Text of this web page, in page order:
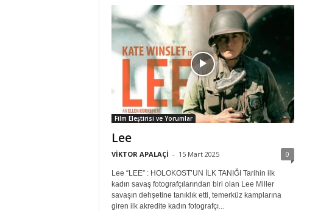
Film Eleştirisi ve Yorumlar
Lee
VİKTOR APALAÇİ - 15 Mart 2025 0
Lee “LEE” : HOLOKOST’UN İLK TANIĞI Tarihin ilk
kadın savaş fotografçılarından biri olan Lee Miller
savaşın dehşetine tanıklık etti, temerküz kamplarına
giren ilk akredite kadın fotografçı...